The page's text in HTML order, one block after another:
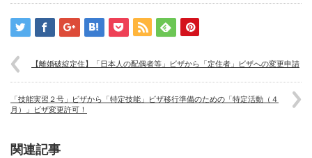
【離婚破綻定住】「日本人の配偶者等」ビザから「定住者」ビザへの変更申請
「技能実習２号」ビザから「特定技能」ビザ移行準備のための「特定活動（４
月）」ビザ変更許可！
関連記事